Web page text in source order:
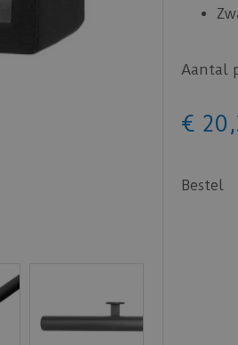
Aantal
€ 20 ,
Bestel